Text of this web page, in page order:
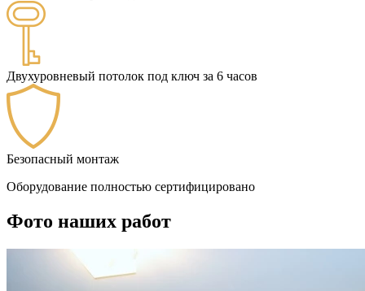
Двухуровневый потолок под ключ за 6 часов
Безопасный монтаж
Оборудование полностью сертифицировано
Фото наших работ